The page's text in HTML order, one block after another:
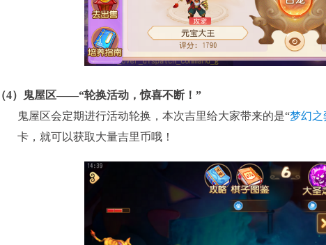
（4）鬼屋区——“轮换活动，惊喜不断！”
鬼屋区会定期进行活动轮换，本次吉里给大家带来的是“梦幻之
卡，就可以获取大量吉里币哦！